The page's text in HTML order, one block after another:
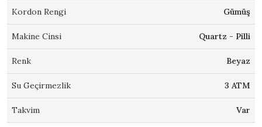
Kordon Rengi Gümüş
Makine Cinsi Quartz - Pilli
Renk Beyaz
Su Geçirmezlik 3 ATM
Takvim Var